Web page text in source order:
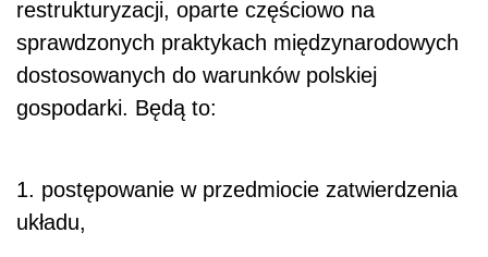
restrukturyzacji, oparte częściowo na
sprawdzonych praktykach międzynarodowych
dostosowanych do warunków polskiej
gospodarki. Będą to:
1. postępowanie w przedmiocie zatwierdzenia
układu,